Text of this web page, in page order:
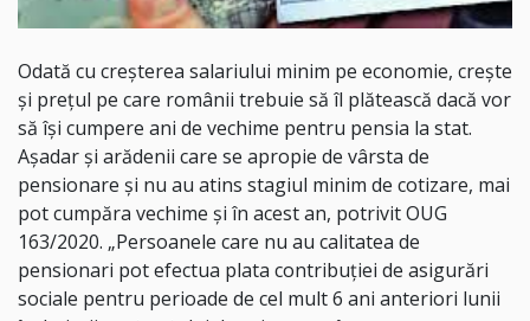
Odată cu creșterea salariului minim pe economie, crește
și prețul pe care românii trebuie să îl plătească dacă vor
să își cumpere ani de vechime pentru pensia la stat.
Așadar și arădenii care se apropie de vârsta de
pensionare și nu au atins stagiul minim de cotizare, mai
pot cumpăra vechime și în acest an, potrivit OUG
163/2020. „Persoanele care nu au calitatea de
pensionari pot efectua plata contribuţiei de asigurări
sociale pentru perioade de cel mult 6 ani anteriori lunii